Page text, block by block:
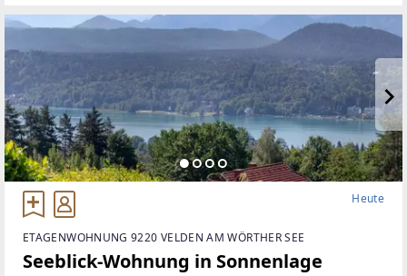
Heute
ETAGENWOHNUNG 9220 VELDEN AM WÖRTHER SEE
Seeblick-Wohnung in Sonnenlage